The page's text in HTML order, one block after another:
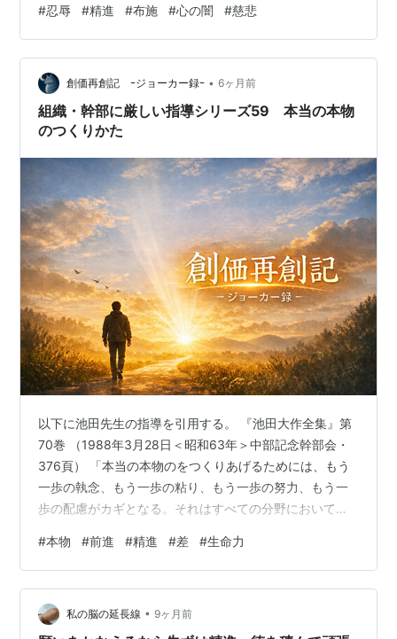
人は流刑、親鸞聖人も越後に流刑となったのです。 その
とき、国家権力によって「僧侶の位を剥奪された」とい
う形にされました。これに対して親鸞聖人はこう言われ
ました。「そもそも、権力者が認めるような僧侶の位な
ど、自分には最初から必要がない。 しかしだからといっ
て、俗人でもない」と。 権力者に認められる…
#忍辱 #精進 #布施 #心の闇 #慈悲
創価再創記 ｰジョーカー録ｰ • 6ヶ月前
組織・幹部に厳しい指導シリーズ59 本当の本物
のつくりかた
以下に池田先生の指導を引用する。 『池田大作全集』第
70巻 （1988年3月28日＜昭和63年＞中部記念幹部会・
376頁） 「本当の本物のをつくりあげるためには、もう
一歩の執念、もう一歩の粘り、もう一歩の努力、もう一
歩の配慮がカギとなる。それはすべての分野においてい
止めである。 一流や超一流といっても、ほんの僅かな差
でしかない。 だが、その、たった一歩の差がとてつもな
く重いのだ。 誰も見ていないし、誰も気づかないよう
な、執念・粘り・努力・配慮。 一歩前へ進む一念、意識
が自身の中にあるか。 ここに、生命力の差というものが
#本物 #前進 #精進 #差 #生命力
私の脳の延長線 • 9ヶ月前